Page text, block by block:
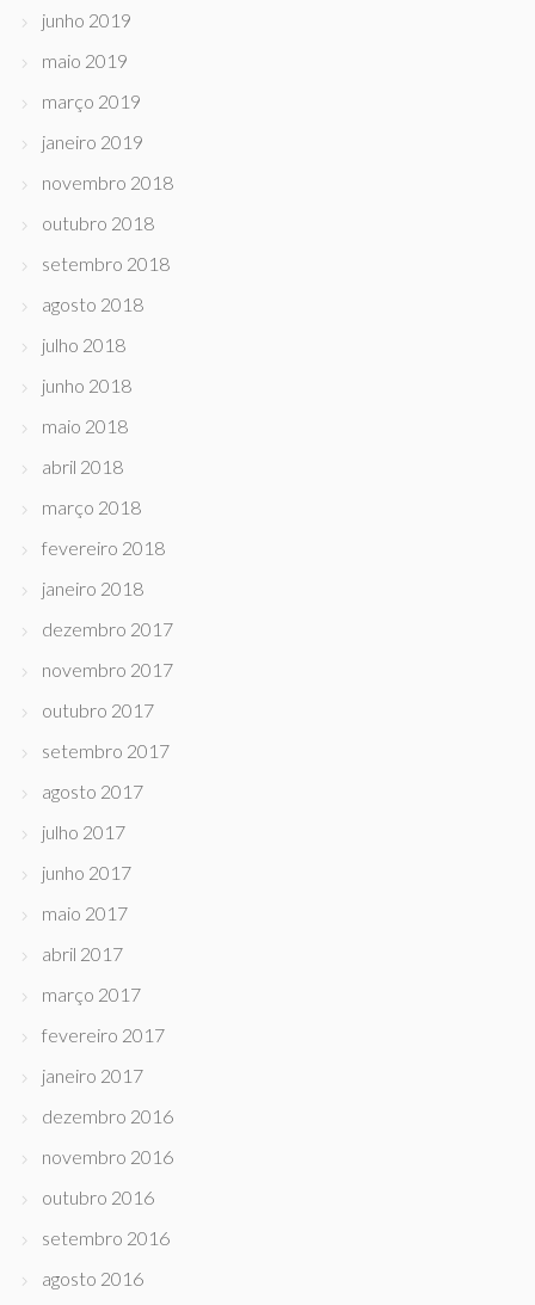
junho 2019
maio 2019
março 2019
janeiro 2019
novembro 2018
outubro 2018
setembro 2018
agosto 2018
julho 2018
junho 2018
maio 2018
abril 2018
março 2018
fevereiro 2018
janeiro 2018
dezembro 2017
novembro 2017
outubro 2017
setembro 2017
agosto 2017
julho 2017
junho 2017
maio 2017
abril 2017
março 2017
fevereiro 2017
janeiro 2017
dezembro 2016
novembro 2016
outubro 2016
setembro 2016
agosto 2016